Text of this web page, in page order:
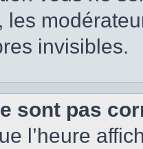
les
invisibles.
sont pas
l’heure